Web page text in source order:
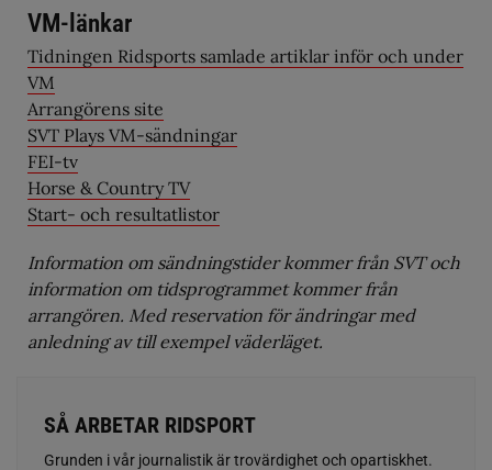
VM-länkar
Tidningen Ridsports samlade artiklar inför och under
VM
Arrangörens site
SVT Plays VM-sändningar
FEI-tv
Horse & Country TV
Start- och resultatlistor
Information om sändningstider kommer från SVT och
information om tidsprogrammet kommer från
arrangören. Med reservation för ändringar med
anledning av till exempel väderläget.
SÅ ARBETAR RIDSPORT
Grunden i vår journalistik är trovärdighet och opartiskhet.